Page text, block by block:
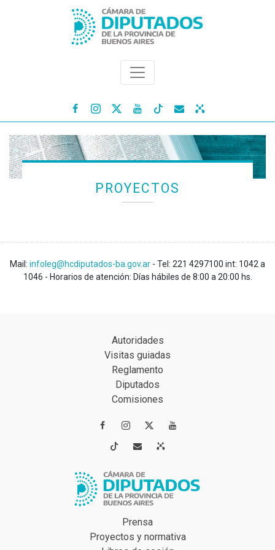
   
PROYECTOS
Mail: infoleg@hcdiputados-ba.gov.ar - Tel: 221 4297100 int: 1042 a
1046 - Horarios de atención: Días hábiles de 8:00 a 20:00 hs.
Autoridades
Visitas guiadas
Reglamento
Diputados
Comisiones
 
 
Prensa
Proyectos y normativa